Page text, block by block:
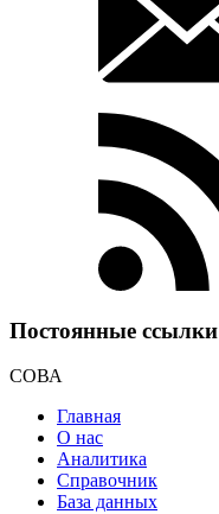
Постоянные ссылки
СОВА
Главная
О нас
Аналитика
Справочник
База данных